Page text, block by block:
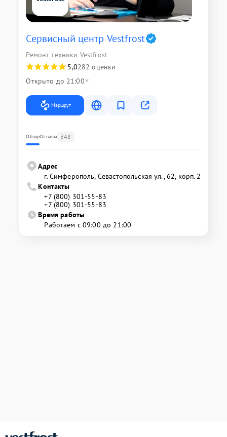
Сервисный центр Vestfrost
Ремонт техники Vestfrost
5,0282 оценки
Открыто до 21:00
Маршрут
ОбзорОтзывы 348
Адрес
г. Симферополь, Севастопольская ул., 62, корп. 2
Контакты
+7 (800) 301-55-83
+7 (800) 301-55-83
Время работы
Работаем с 09:00 до 21:00